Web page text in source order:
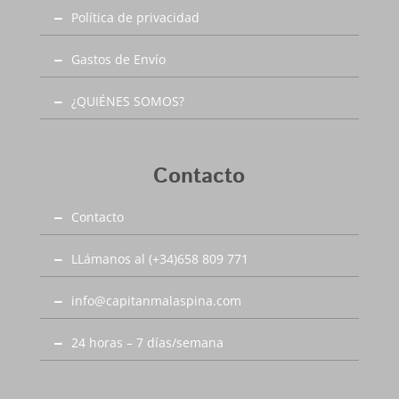
Política de privacidad
Gastos de Envío
¿QUIÉNES SOMOS?
Contacto
Contacto
LLámanos al (+34)658 809 771
info@capitanmalaspina.com
24 horas – 7 días/semana